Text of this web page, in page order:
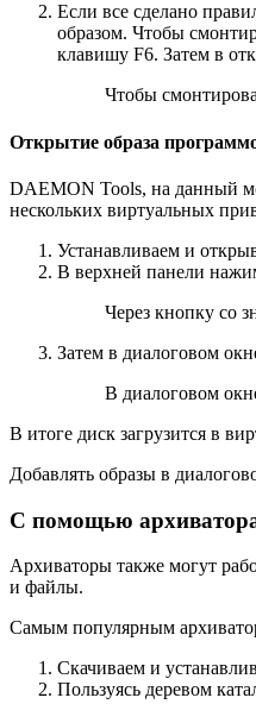
Если все сделано
образом. Чтобы
клавишу F6. Затем в
Чтобы
Открытие образа
DAEMON Tools, на данный
нескольких виртуальных
Устанавливаем и
В верхней панели
Через кнопку со
Затем в диалоговом
В диалоговом
В итоге диск загрузится в
Добавлять образы в
С помощью
Архиваторы также могут
и файлы.
Самым популярным
Скачиваем и
Пользуясь деревом